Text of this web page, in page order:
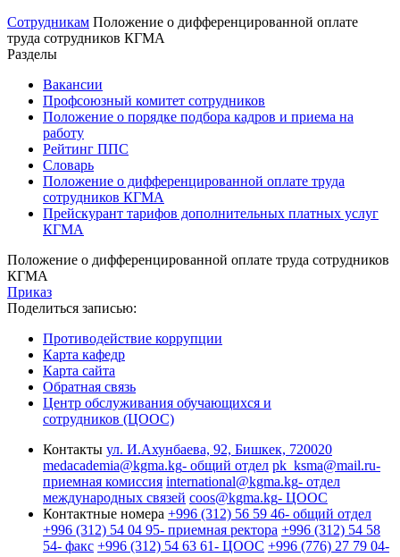
Сотрудникам Положение о дифференцированной оплате
труда сотрудников КГМА
Разделы
Вакансии
Профсоюзный комитет сотрудников
Положение о порядке подбора кадров и приема на
работу
Рейтинг ППС
Словарь
Положение о дифференцированной оплате труда
сотрудников КГМА
Прейскурант тарифов дополнительных платных услуг
КГМА
Положение о дифференцированной оплате труда сотрудников
КГМА
Приказ
Поделиться записью:
Противодействие коррупции
Карта кафедр
Карта сайта
Обратная связь
Центр обслуживания обучающихся и
сотрудников (ЦООС)
Контакты ул. И.Ахунбаева, 92, Бишкек, 720020
medacademia@kgma.kg- общий отдел pk_ksma@mail.ru-
приемная комиссия international@kgma.kg- отдел
международных связей coos@kgma.kg- ЦООС
Контактные номера +996 (312) 56 59 46- общий отдел
+996 (312) 54 04 95- приемная ректора +996 (312) 54 58
54- факс +996 (312) 54 63 61- ЦООС +996 (776) 27 79 04-